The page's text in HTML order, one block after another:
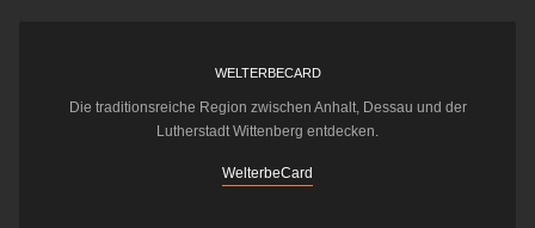
WELTERBECARD
Die traditionsreiche Region zwischen Anhalt, Dessau und der
Lutherstadt Wittenberg entdecken.
WelterbeCard